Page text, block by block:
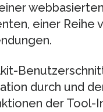
einer Reihe
durch und
der Tool-